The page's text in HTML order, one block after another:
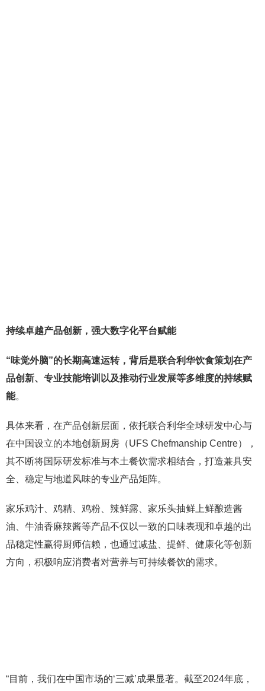
持续卓越产品创新，强大数字化平台赋能
“味觉外脑”的长期高速运转，背后是联合利华饮食策划在产
品创新、专业技能培训以及推动行业发展等多维度的持续赋
能。
具体来看，在产品创新层面，依托联合利华全球研发中心与
在中国设立的本地创新厨房（UFS Chefmanship Centre），
其不断将国际研发标准与本土餐饮需求相结合，打造兼具安
全、稳定与地道风味的专业产品矩阵。
家乐鸡汁、鸡精、鸡粉、辣鲜露、家乐头抽鲜上鲜酿造酱
油、牛油香麻辣酱等产品不仅以一致的口味表现和卓越的出
品稳定性赢得厨师信赖，也通过减盐、提鲜、健康化等创新
方向，积极响应消费者对营养与可持续餐饮的需求。
“目前，我们在中国市场的‘三减’成果显著。截至2024年底，